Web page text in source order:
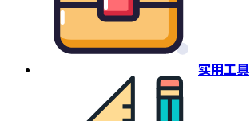
实用工具